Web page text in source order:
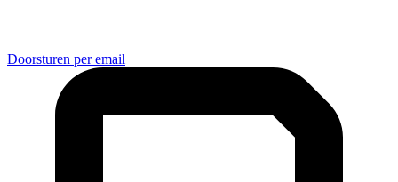
Doorsturen per email